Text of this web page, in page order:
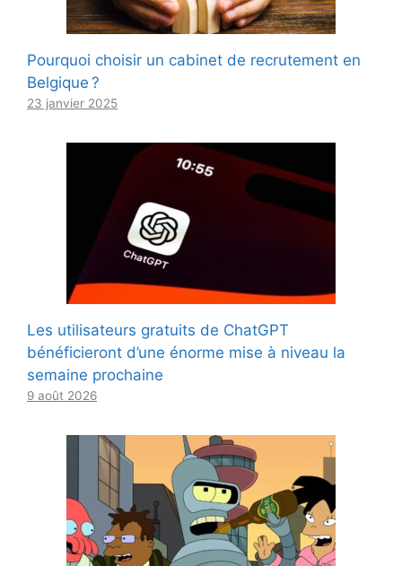
Pourquoi choisir un cabinet de recrutement en
Belgique ?
23 janvier 2025
Les utilisateurs gratuits de ChatGPT
bénéficieront d’une énorme mise à niveau la
semaine prochaine
9 août 2026